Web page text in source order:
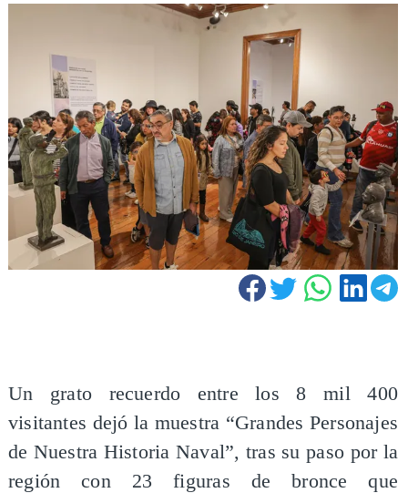
​Un grato recuerdo entre los 8 mil 400
visitantes dejó la muestra “Grandes Personajes
de Nuestra Historia Naval”, tras su paso por la
región con 23 figuras de bronce que